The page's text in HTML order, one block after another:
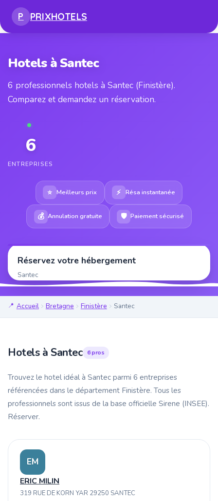
P PRIXHOTELS
Hotels à Santec
6 professionnels hotels à Santec (Finistère).
Comparez et demandez un réservation.
6
ENTREPRISES
⭐ Meilleurs prix ⚡ Résa instantanée
💰 Annulation gratuite 🛡 Paiement sécurisé
Réservez votre hébergement
Santec
Accueil Bretagne Finistère Santec
Hotels à Santec 6 pros
Trouvez le hotel idéal à Santec parmi 6 entreprises
référencées dans le département Finistère. Tous les
professionnels sont issus de la base officielle Sirene (INSEE).
Réserver.
EM
ERIC MILIN
319 RUE DE KORN YAR 29250 SANTEC